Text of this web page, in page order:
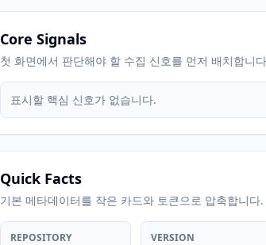
Core Signals
첫 화면에서 판단해야 할 수집 신호를 먼저 배치합니
표시할 핵심 신호가 없습니다.
Quick Facts
기본 메타데이터를 작은 카드와 토큰으로 압축합니다.
REPOSITORY VERSION